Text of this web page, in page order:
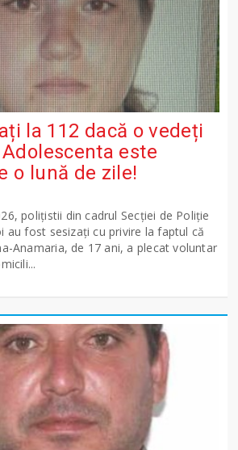
la 112 dacă o vedeți
este
o lună de zile!
polițistii din cadrul Secției de Poliție
au fost sesizați cu privire la faptul că
Anamaria, de 17 ani, a plecat voluntar